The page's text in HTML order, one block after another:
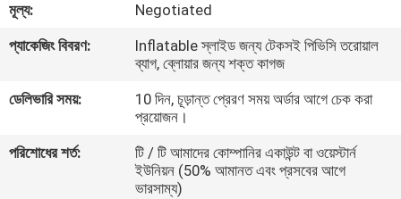
মান
নিয়ন্ত্রণ
COMPANY
মূল্য:
Negotiated
প্যাকেজিং বিবরণ:
Inflatable স্লাইড জন্য টেকসই পিভিসি তরোয়াল
ব্যাগ, ব্লোয়ার জন্য শক্ত কাগজ
ডেলিভারি সময়:
10 দিন, চূড়ান্ত প্রেরণ সময় অর্ডার আগে চেক করা
প্রয়োজন।
পরিশোধের শর্ত:
টি / টি আমাদের কোম্পানির একাউন্ট বা ওয়েস্টার্ন
ইউনিয়ন (50% আমানত এবং প্রসবের আগে
ভারসাম্য)